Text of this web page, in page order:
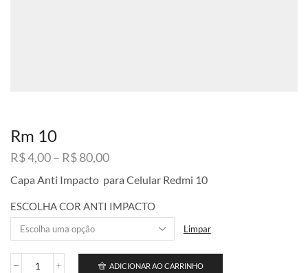
Rm 10
R$4,00– R$80,00Faixa
preço:
R$ 4,00
através
Capa Anti Impacto para Celular Redmi 10
ESCOLHA COR ANTI IMPACTO
Limpar
ADICIONAR AO CARRINHO